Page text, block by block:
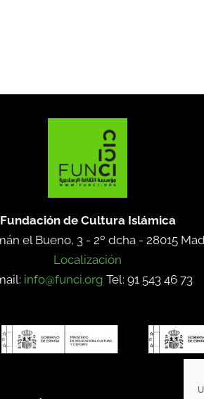
Fundación de Cultura Islámica
el Bueno, 3 - 2º dcha - 28015
Localización
info@funci.org Tel: 91 543 46 73